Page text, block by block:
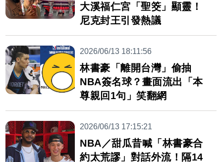
大溪福仁宮「聖筊」顯靈！
尼克封王引發熱議
2026/06/13 18:11:56
林書豪「離開台灣」偷抽
NBA簽名球？畫面流出「本
尊親回1句」笑翻網
2026/06/13 17:15:21
NBA／甜瓜昔喊「林書豪合
約太荒謬」對話外流！隔14